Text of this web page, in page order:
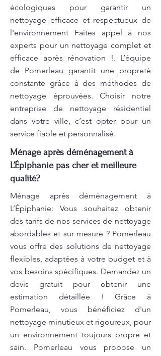
écologiques pour garantir un
nettoyage efficace et respectueux de
l'environnement Faites appel à nos
experts pour un nettoyage complet et
efficace après rénovation !. L’équipe
de Pomerleau garantit une propreté
constante grâce à des méthodes de
nettoyage éprouvées. Choisir notre
entreprise de nettoyage résidentiel
dans votre ville, c’est opter pour un
service fiable et personnalisé.
Ménage après déménagement à
L’Épiphanie pas cher et meilleure
qualité?
Ménage après déménagement à
L’Épiphanie: Vous souhaitez obtenir
des tarifs de nos services de nettoyage
abordables et sur mesure ? Pomerleau
vous offre des solutions de nettoyage
flexibles, adaptées à votre budget et à
vos besoins spécifiques. Demandez un
devis gratuit pour obtenir une
estimation détaillée ! Grâce à
Pomerleau, vous bénéficiez d'un
nettoyage minutieux et rigoureux, pour
un environnement toujours propre et
sain. Pomerleau vous propose un